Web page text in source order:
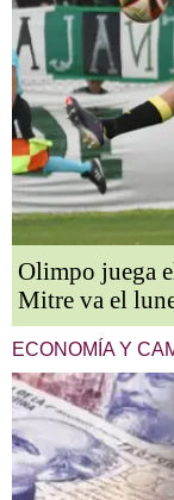
Olimpo juega
Mitre va el
ECONOMÍA Y